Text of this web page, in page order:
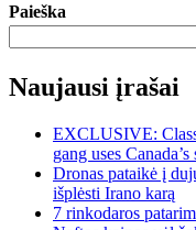
Paieška
Naujausi įrašai
EXCLUSIVE:
gang uses
Dronas pataikė į
išplėsti Irano karą
7 rinkodaros